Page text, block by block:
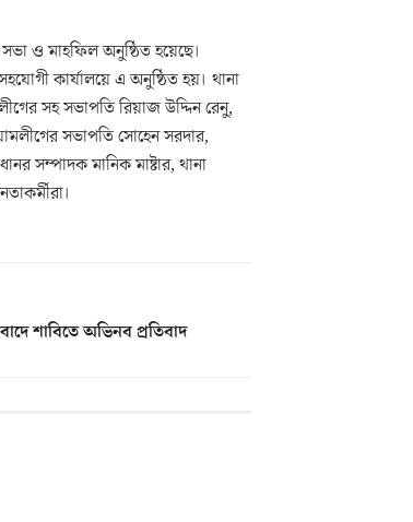
সভা ও মাহফিল অনুষ্ঠিত হয়েছে।
কার্যালয়ে এ অনুষ্ঠিত হয়। থানা
সহ সভাপতি রিয়াজ উদ্দিন রেনু,
সভাপতি সোহেন সরদার,
সম্পাদক মানিক মাষ্টার, থানা
শাবিতে অভিনব প্রতিবাদ